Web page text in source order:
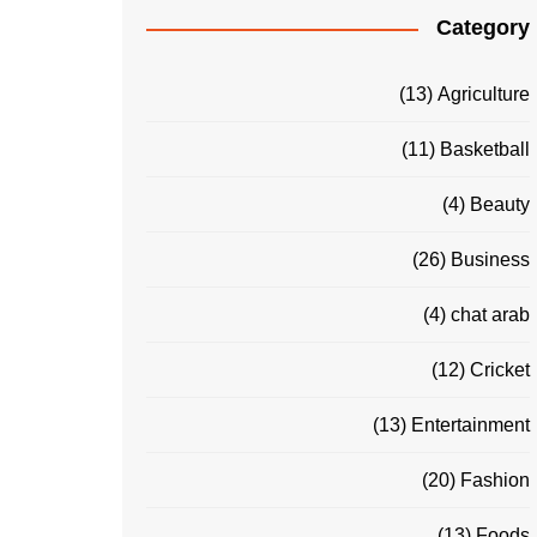
Category
Agriculture
(13)
Basketball
(11)
Beauty
(4)
Business
(26)
chat arab
(4)
Cricket
(12)
Entertainment
(13)
Fashion
(20)